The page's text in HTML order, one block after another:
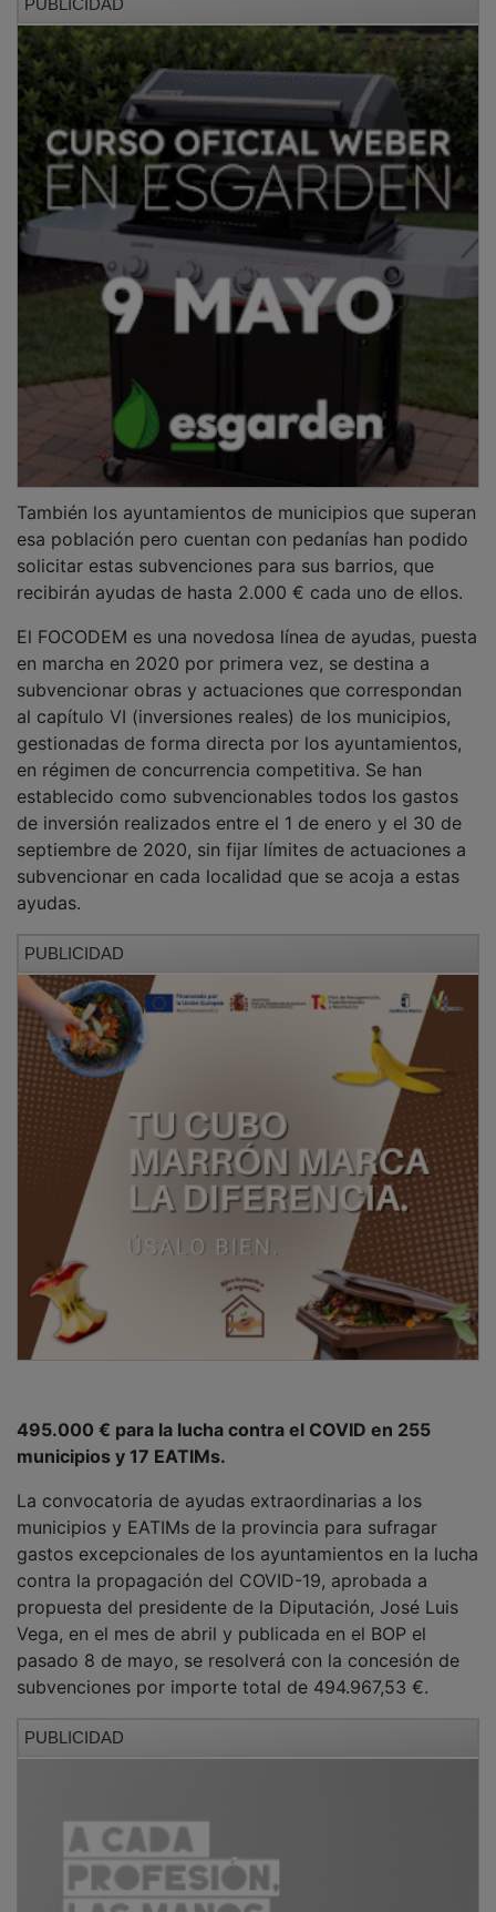
esa población pero cuentan con pedanías han podido
solicitar estas subvenciones para sus barrios, que
recibirán ayudas de hasta 2.000 € cada uno de ellos.
en marcha en 2020 por primera vez, se destina a
subvencionar obras y actuaciones que correspondan
al capítulo VI (inversiones reales) de los municipios,
gestionadas de forma directa por los ayuntamientos,
en régimen de concurrencia competitiva. Se han
establecido como subvencionables todos los gastos
de inversión realizados entre el 1 de enero y el 30 de
septiembre de 2020, sin fijar límites de actuaciones a
subvencionar en cada localidad que se acoja a estas
ayudas.
municipios y 17 EATIMs.
municipios y EATIMs de la provincia para sufragar
gastos excepcionales de los ayuntamientos en la lucha
contra la propagación del COVID-19, aprobada a
propuesta del presidente de la Diputación, José Luis
Vega, en el mes de abril y publicada en el BOP el
pasado 8 de mayo, se resolverá con la concesión de
subvenciones por importe total de 494.967,53 €.